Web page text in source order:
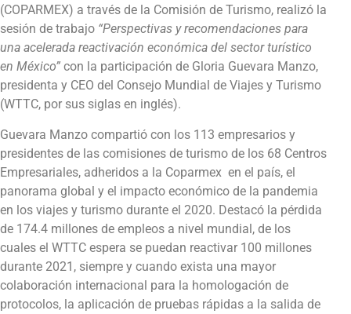
(COPARMEX) a través de la Comisión de Turismo, realizó la
sesión de trabajo “Perspectivas y recomendaciones para
una acelerada reactivación económica del sector turístico
en México” con la participación de Gloria Guevara Manzo,
presidenta y CEO del Consejo Mundial de Viajes y Turismo
(WTTC, por sus siglas en inglés).
Guevara Manzo compartió con los 113 empresarios y
presidentes de las comisiones de turismo de los 68 Centros
Empresariales, adheridos a la Coparmex en el país, el
panorama global y el impacto económico de la pandemia
en los viajes y turismo durante el 2020. Destacó la pérdida
de 174.4 millones de empleos a nivel mundial, de los
cuales el WTTC espera se puedan reactivar 100 millones
durante 2021, siempre y cuando exista una mayor
colaboración internacional para la homologación de
protocolos, la aplicación de pruebas rápidas a la salida de